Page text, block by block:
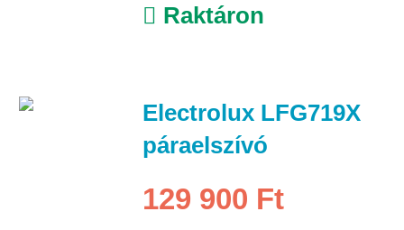
Raktáron
Electrolux LFG719X
páraelszívó
129 900 Ft